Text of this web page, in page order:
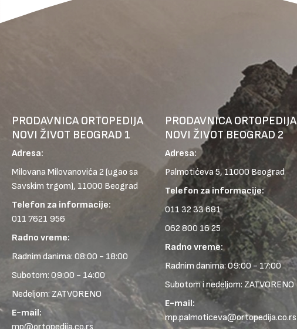
PRODAVNICA ORTOPEDIJA
NOVI ŽIVOT BEOGRAD 1
Adresa:
Milovana Milovanovića 2 (ugao sa
Savskim trgom), 11000 Beograd
Telefon za informacije:
011 7621 956
Radno vreme:
Radnim danima: 08:00 - 18:00
Subotom: 09:00 - 14:00
Nedeljom: ZATVORENO
E-mail:
mp@ortopedija.co.rs
PRODAVNICA ORTOPEDIJA
NOVI ŽIVOT BEOGRAD 2
Adresa:
Palmotićeva 5, 11000 Beograd
Telefon za informacije:
011 32 33 681
062 800 16 25
Radno vreme:
Radnim danima: 09:00 - 17:00
Subotom i nedeljom: ZATVORENO
E-mail:
mp.palmoticeva@ortopedija.co.rs